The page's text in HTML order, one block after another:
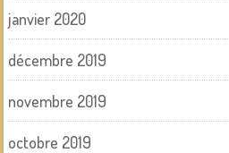
janvier 2020
décembre 2019
novembre 2019
octobre 2019